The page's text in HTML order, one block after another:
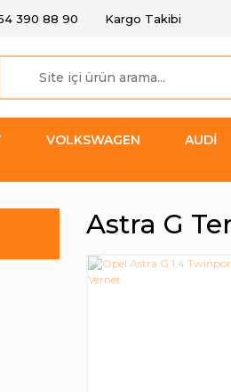
390 88 90 Kargo Takibi
VOLKSWAGEN AUDİ
Astra G